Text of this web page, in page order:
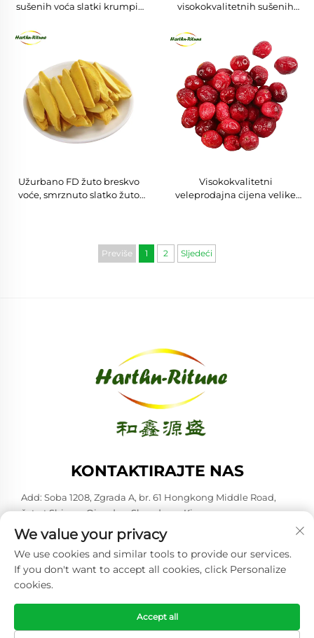
sušenih voća slatki krumpir
sušeni komadići jabuke
visokokvalitetnih sušenih
smrznutim sušenjem sušene
jagode voće
Užurbano FD žuto breskvo
voće, smrznuto slatko žuto
Visokokvalitetni
veleprodajna cijena velike
Previše 1 2 Sljedeći
KONTAKTIRAJTE NAS
Add: Soba 1208, Zgrada A, br. 61 Hongkong Middle Road,
četvrt Shinan, Qingdao, Shandong, Kina
-Tel: +86-53285879528
E-mail:[email protected]
Copyright © 2026 Qingdao Harthn-ritune Corp., Ltd. Sva prava
su rezervirana. -Politika privatnosti
We value your privacy
We use cookies and similar tools to provide our services.
If you don't want to accept all cookies, click Personalize
cookies.
Accept all